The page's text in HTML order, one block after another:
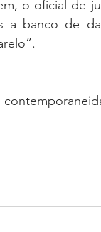
o oficial de
a banco de